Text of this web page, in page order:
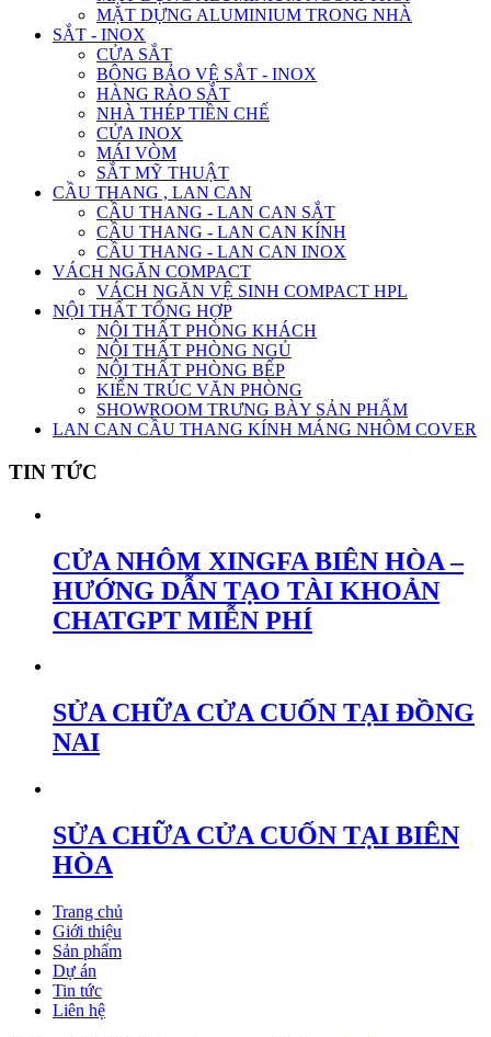
MẶT DỰNG ALUMINIUM TRONG NHÀ
SẮT - INOX
CỬA SẮT
BÔNG BẢO VỆ SẮT - INOX
HÀNG RÀO SẮT
NHÀ THÉP TIỀN CHẾ
CỬA INOX
MÁI VÒM
SẮT MỸ THUẬT
CẦU THANG , LAN CAN
CẦU THANG - LAN CAN SẮT
CẦU THANG - LAN CAN KÍNH
CẦU THANG - LAN CAN INOX
VÁCH NGĂN COMPACT
VÁCH NGĂN VỆ SINH COMPACT HPL
NỘI THẤT TỔNG HỢP
NỘI THẤT PHÒNG KHÁCH
NỘI THẤT PHÒNG NGỦ
NỘI THẤT PHÒNG BẾP
KIẾN TRÚC VĂN PHÒNG
SHOWROOM TRƯNG BÀY SẢN PHẨM
LAN CAN CẦU THANG KÍNH MÁNG NHÔM COVER
TIN TỨC
CỬA NHÔM XINGFA BIÊN HÒA –
HƯỚNG DẪN TẠO TÀI KHOẢN
CHATGPT MIỄN PHÍ
SỬA CHỮA CỬA CUỐN TẠI ĐỒNG
NAI
SỬA CHỮA CỬA CUỐN TẠI BIÊN
HÒA
Trang chủ
Giới thiệu
Sản phẩm
Dự án
Tin tức
Liên hệ